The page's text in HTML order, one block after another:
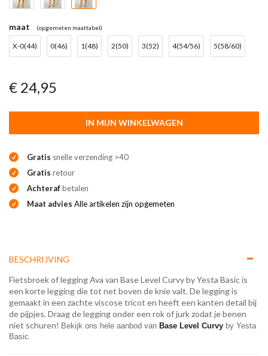
maat (opgemeten maattabel)
X-0(44) 0(46) 1(48) 2(50) 3(52) 4(54/56) 5(58/60)
€ 24,95
IN MIJN WINKELWAGEN
Gratis snelle verzending >40
Gratis retour
Achterafbetalen
Maat advies Alle artikelen zijn opgemeten
BESCHRIJVING
Fietsbroek of legging Ava van Base Level Curvy by Yesta Basic is
een korte legging die tot net boven de knie valt. De legging is
gemaakt in een zachte viscose tricot en heeft een kanten detail bij
de pijpjes. Draag de legging onder een rok of jurk zodat je benen
niet schuren! Bekijk ons hele aanbod van Base Level Curvy by Yesta
Basic.